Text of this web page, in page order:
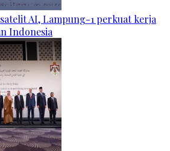
AI, Lampung-1 perkuat kerja
Indonesia